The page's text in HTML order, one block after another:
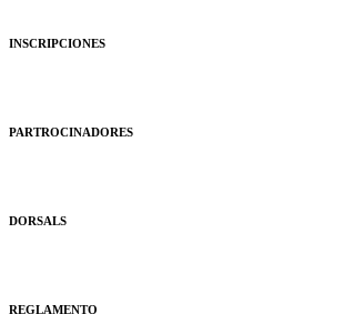
INSCRIPCIONES
PARTROCINADORES
DORSALS
REGLAMENTO